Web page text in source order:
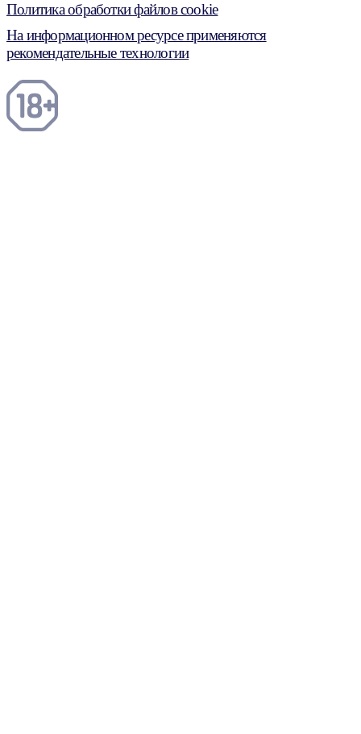
Политика обработки файлов cookie
На информационном ресурсе применяются
рекомендательные технологии